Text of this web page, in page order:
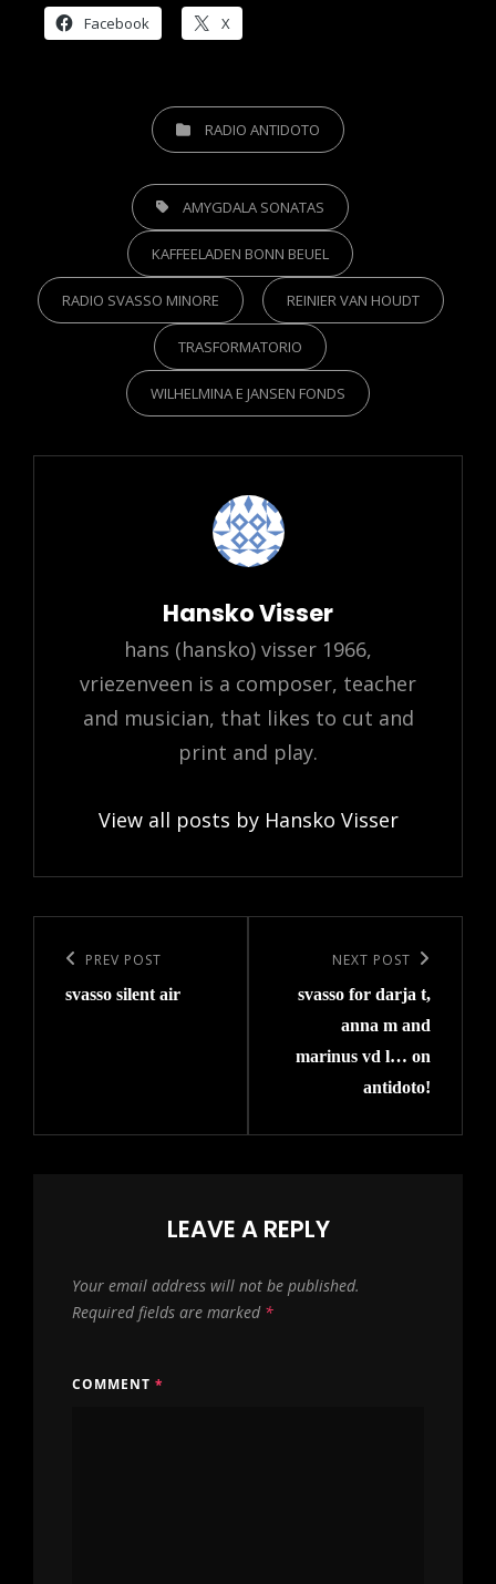
Facebook X
CATEGORIESRADIO ANTIDOTO
TAGS, AMYGDALA SONATAS
KAFFEELADEN BONN BEUEL
RADIO SVASSO MINORE REINIER VAN HOUDT
TRASFORMATORIO
WILHELMINA E JANSEN FONDS
Author:
Hansko Visser
hans (hansko) visser 1966,
vriezenveen is a composer, teacher
and musician, that likes to cut and
print and play.
View all posts by Hansko Visser
navigation
Previous
Post
PREV POST
svasso silent air
Post
NEXT POST
svasso for darja t,
anna m and
marinus vd l… on
antidoto!
LEAVE A REPLY
Your email address will not be published.
Required fields are marked *
COMMENT *